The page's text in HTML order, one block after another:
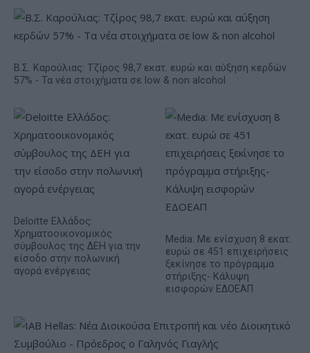
Β.Σ. Καρούλιας: Τζίρος 98,7 εκατ. ευρώ και αύξηση κερδών
57% - Τα νέα στοιχήματα σε low & non alcohol
Deloitte Ελλάδος:
Χρηματοοικονομικός
σύμβουλος της ΔΕΗ για την
είσοδο στην πολωνική
αγορά ενέργειας
Media: Με ενίσχυση 8 εκατ.
ευρώ σε 451 επιχειρήσεις
ξεκίνησε το πρόγραμμα
στήριξης- Κάλυψη
εισφορών ΕΔΟΕΑΠ